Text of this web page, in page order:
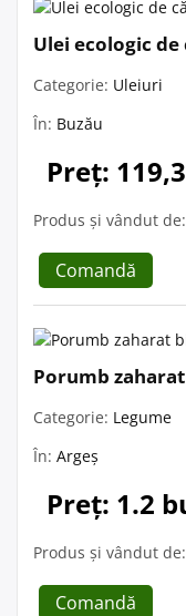
Ulei ecologic
Categorie: Uleiuri
În: Buzău
Preț:
Produs și vândut de:
Comandă
Porumb
Categorie: Legume
În: Argeș
Preț: 1.2
Produs și vândut de:
Comandă